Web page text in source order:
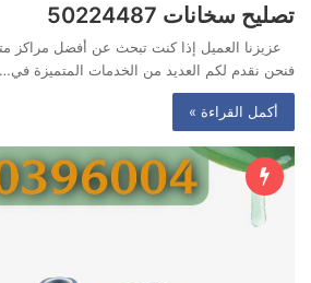
تصليح سخانات ‭50224487‬
عزيزنا العميل إذا كنت تبحث عن أفضل مراكز
فنحن نقدم لكم العديد من الخدمات المتميزة في…
أكمل القراءة »